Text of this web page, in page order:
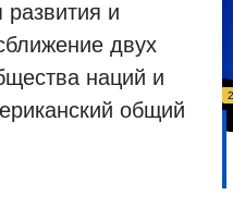
развития и
двух
наций и
общий